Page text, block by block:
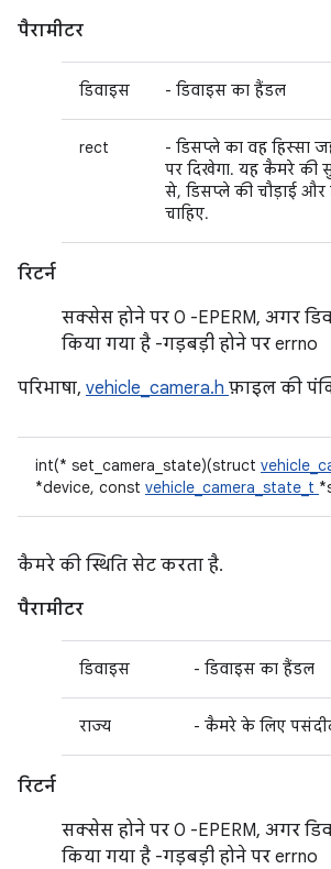
पैरामीटर
डिवाइस - डिवाइस का हैंडल
rect
- डिसप्ले का वह हिस्सा
पर दिखेगा. यह कैमरे की
से, डिसप्ले की चौड़ाई और
चाहिए.
रिटर्न
सक्सेस होने पर 0 -EPERM, अगर
किया गया है -गड़बड़ी होने पर errno
परिभाषा, vehicle_camera.h फ़ाइल की
int(* set_camera_state)(struct
*device, const vehicle_camera_state_t
कैमरे की स्थिति सेट करता है.
पैरामीटर
डिवाइस - डिवाइस का हैंडल
राज्य - कैमरे के लिए
रिटर्न
सक्सेस होने पर 0 -EPERM, अगर
किया गया है -गड़बड़ी होने पर errno